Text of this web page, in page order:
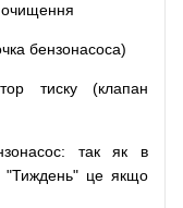
очищення
бензонасоса)
тиску (клапан
: так як
в
"Тиждень" це якщо